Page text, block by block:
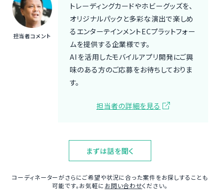
担当者コメント
トレーディングカードやホビーグッズを、
オリジナルパックと多彩な演出で楽しめ
るエンターテインメントECプラットフォー
ムを提供する企業様です。
AIを活用したモバイルアプリ開発にご興
味のある方のご応募をお待ちしておりま
す。
担当者の詳細を見る
まずは話を聞く
コーディネーターがさらにご希望や状況に合った案件をお探しすることも
可能です。お気軽に お問い合わせください。